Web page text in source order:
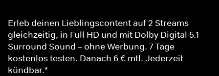
Erleb deinen Lieblingscontent auf 2 Streams
gleichzeitig, in Full HD und mit Dolby Digital 5.1
Surround Sound – ohne Werbung. 7 Tage
kostenlos testen. Danach 6 € mtl. Jederzeit
kündbar.*